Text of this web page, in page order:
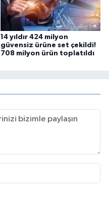
14 yıldır 424 milyon
güvensiz ürüne set çekildi!
708 milyon ürün toplatıldı